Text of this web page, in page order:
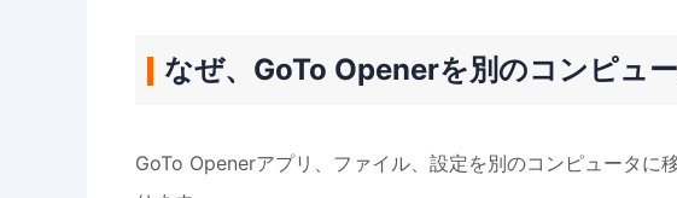
なぜ、GoTo Openerを別のコンピュ
GoTo Openerアプリ、ファイル、設定を別のコンピュータに